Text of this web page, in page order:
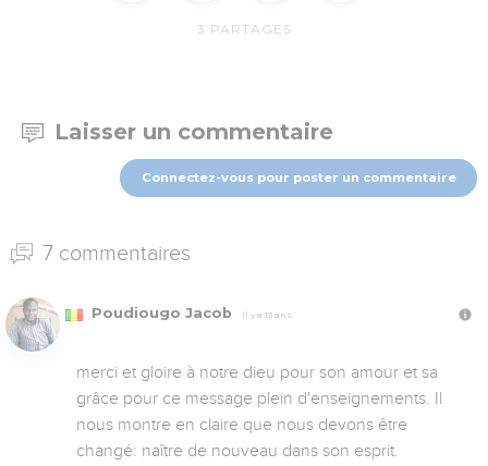
3 PARTAGES
Laisser un commentaire
Connectez-vous pour poster un commentaire
7 commentaires
Poudiougo Jacob Il y a 13 ans
merci et gloire à notre dieu pour son amour et sa
grâce pour ce message plein d'enseignements. Il
nous montre en claire que nous devons être
changé: naître de nouveau dans son esprit.